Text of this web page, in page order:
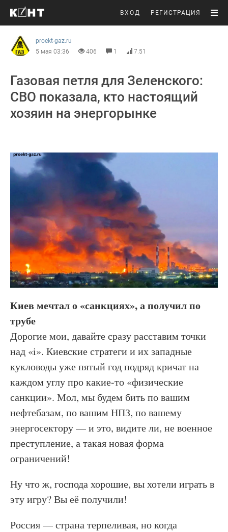
ВХОД РЕГИСТРАЦИЯ
proekt-gaz.ru
5 мая 03:36
406 1 7.51
Газовая петля для Зеленского:
СВО показала, кто настоящий
хозяин на энергорынке
Киев мечтал о «санкциях», а получил по
трубе
Дорогие мои, давайте сразу расставим точки
над «i». Киевские стратеги и их западные
кукловоды уже пятый год подряд кричат на
каждом углу про какие-то «физические
санкции». Мол, мы будем бить по вашим
нефтебазам, по вашим НПЗ, по вашему
энергосектору — и это, видите ли, не военное
преступление, а такая новая форма
ограничений!
Ну что ж, господа хорошие, вы хотели играть в
эту игру? Вы её получили!
Россия — страна терпеливая, но когда